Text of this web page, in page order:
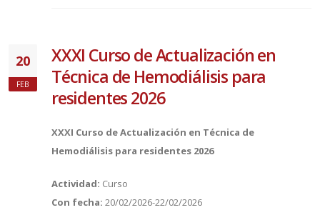
20
FEB
XXXI Curso de Actualización en
Técnica de Hemodiálisis para
residentes 2026
XXXI Curso de Actualización en Técnica de
Hemodiálisis para residentes 2026
Actividad: Curso
Con fecha: 20/02/2026-22/02/2026